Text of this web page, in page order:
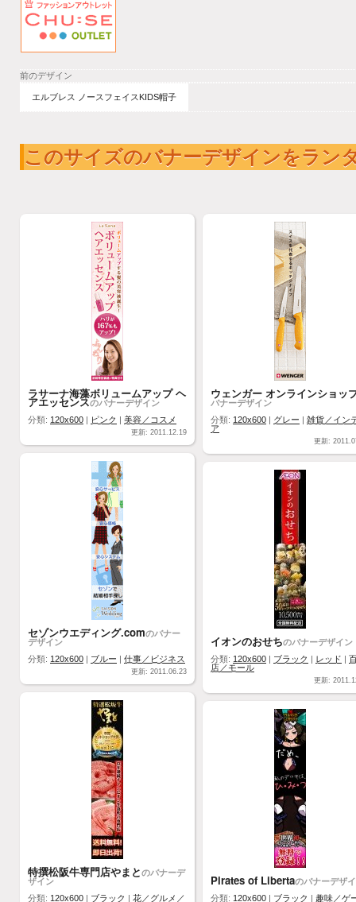
前のデザイン
エルブレス ノースフェイスKIDS帽子
このサイズのバナーデザインをラン
ラサーナ海藻ボリュームアップ ヘ
アエッセンスのバナーデザイン
分類: 120x600 | ピンク | 美容／コスメ
更新: 2011.12.19
ウェンガー オンラインショッ
バナーデザイン
分類: 120x600 | グレー | 雑貨／イン
ア
更新:
セゾンウエディング.comのバナー
デザイン
分類: 120x600 | ブルー | 仕事／ビジネス
更新: 2011.06.23
イオンのおせちのバナーデザイン
分類: 120x600 | ブラック | レッド |
店／モール
更新:
特撰松阪牛専門店やまとのバナーデ
ザイン
分類: 120x600 | ブラック | 花／グルメ／
Pirates of Libertaのバナーデザ
分類: 120x600 | ブラック | 趣味／ゲ